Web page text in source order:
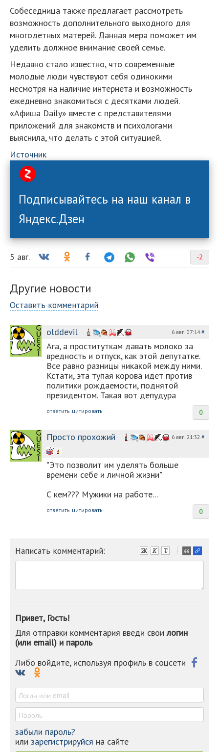
Собеседница также предлагает рассмотреть
возможность дополнительного выходного для
многодетных матерей. Данная мера поможет им
уделить должное внимание своей семье.
Недавно стало известно, что современные
молодые люди чувствуют себя одинокими
несмотря на наличие интернета и возможность
ежедневно знакомиться с десятками людей.
«Афиша Daily» вместе с представителями
приложений для знакомств и психологами
выяснила, что делать с этой ситуацией.
Источник
Подписывайтесь на наш канал в
Яндекс.Дзен
-2
5 авг.
Другие новости
Оставить комментарий
olddevil 6 авг. 07:14#
Ага, а проституткам давать молоко за
вредность и отпуск, как этой депутатке.
Все равно разницы никакой между ними.
Кстати, эта тупая корова идет против
политики рождаемости, поднятой
президентом. Такая вот депудура
0
ответить цитировать
Просто прохожий 6 авг. 21:32 #
"Это позволит им уделять больше
времени себе и личной жизни"
С кем??? Мужики на работе...
0
ответить цитировать
Написать комментарий:
-
-
-
-
-
Привет, Гость!
Для отправки комментария введи своилогин
(или email) и пароль
Либо войдите, используя профиль в соцсети
забыли пароль?
или зарегистрируйся на сайте